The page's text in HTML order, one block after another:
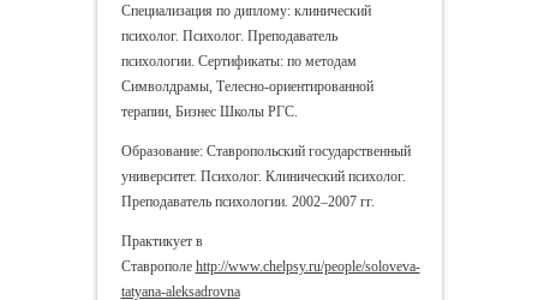
Специализация по диплому: клинический
психолог. Психолог. Преподаватель
психологии. Сертификаты: по методам
Символдрамы, Телесно-ориентированной
терапии, Бизнес Школы РГС.
Образование: Ставропольский государственный
университет. Психолог. Клинический психолог.
Преподаватель психологии. 2002–2007 гг.
Практикует в
Ставрополе http://www.chelpsy.ru/people/soloveva-
tatyana-aleksadrovna